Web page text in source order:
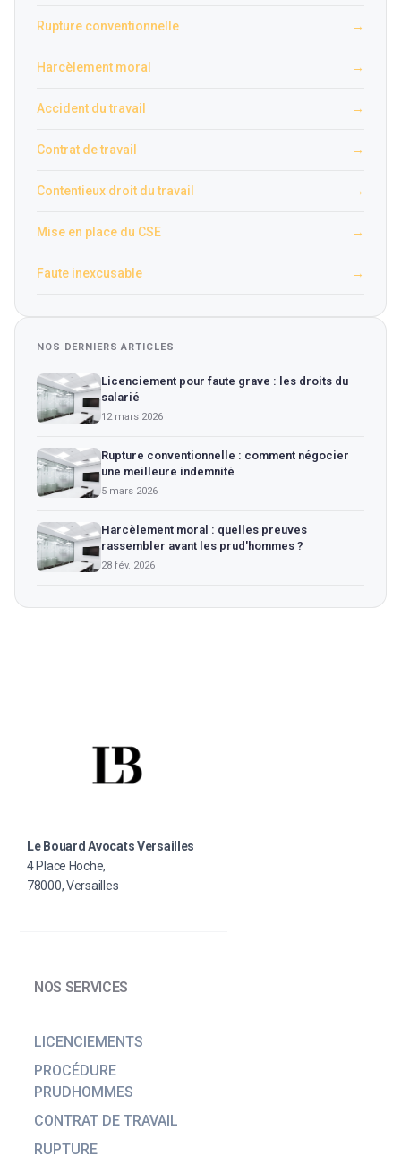
Rupture conventionnelle →
Harcèlement moral →
Accident du travail →
Contrat de travail →
Contentieux droit du travail →
Mise en place du CSE →
Faute inexcusable →
NOS DERNIERS ARTICLES
Licenciement pour faute grave : les droits du
salarié
12 mars 2026
Rupture conventionnelle : comment négocier
une meilleure indemnité
5 mars 2026
Harcèlement moral : quelles preuves
rassembler avant les prud'hommes ?
28 fév. 2026
Le Bouard Avocats Versailles
4 Place Hoche,
78000, Versailles
NOS SERVICES
LICENCIEMENTS
PROCÉDURE
PRUDHOMMES
CONTRAT DE TRAVAIL
RUPTURE